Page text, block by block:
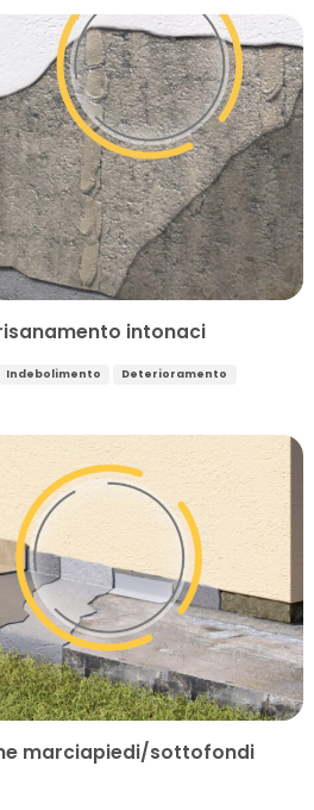
intonaci
Indebolimento Deterioramento
marciapiedi/sottofondi